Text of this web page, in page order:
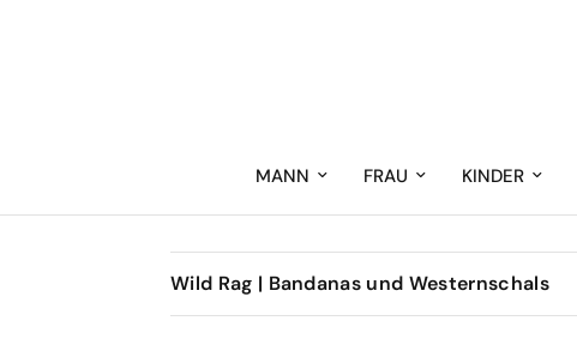
MANN FRAU KINDER
Wild Rag | Bandanas und Westernschals